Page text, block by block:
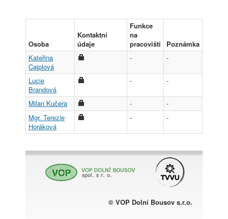
Osoba
Kontaktní
údaje
Funkce
na
pracovišti
Poznámka
Kateřina
Cajplová
- -
Lucie
Brandová
- -
Milan Kučera -
-
Mgr. Terezie
Horáková
- -
© VOP Dolní Bousov s.r.o.